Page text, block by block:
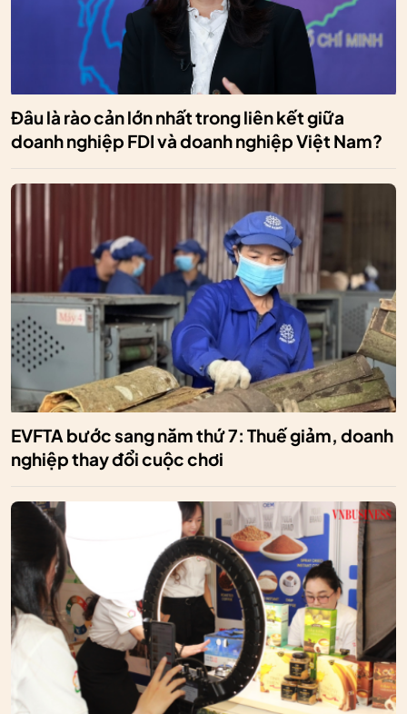
Đâu là rào cản lớn nhất trong liên kết giữa
doanh nghiệp FDI và doanh nghiệp Việt Nam?
EVFTA bước sang năm thứ 7: Thuế giảm, doanh
nghiệp thay đổi cuộc chơi